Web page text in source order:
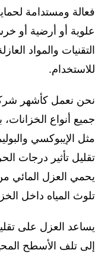
فعالة ومستدامة
علوية أو أرضية أو
التقنيات والمواد
للاستخدام.
نحن نعمل كأشهر
جميع أنواع
مثل الإيبوكسي
تقليل تأثير درجات
يحمي العزل المائي
تلوث المياه داخل
يساعد العزل على
إلى تلف الأسطح